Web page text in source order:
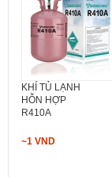
KHÍ TỦ LẠNH
HỖN HỢP
R410A
~1 VND